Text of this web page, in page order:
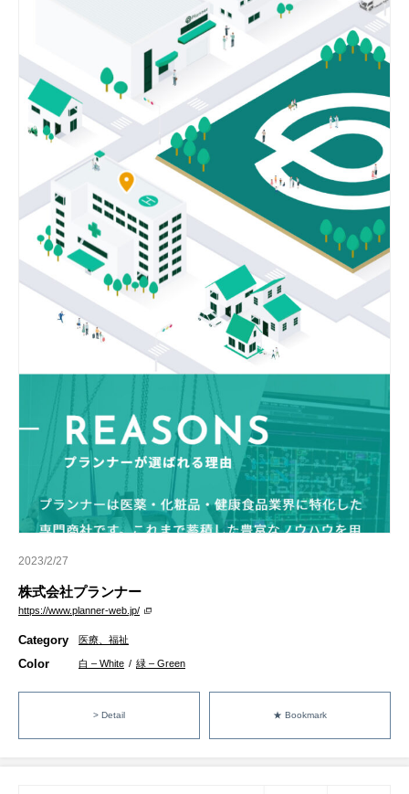
2023/2/27
株式会社プランナー
https://www.planner-web.jp/
Category 医療、福祉
Color 白 – White / 緑 – Green
> Detail ★ Bookmark